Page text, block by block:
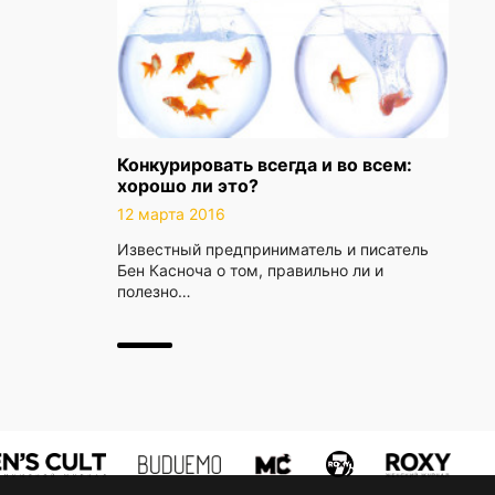
Конкурировать всегда и во всем:
хорошо ли это?
12 марта 2016
Известный предприниматель и писатель
Бен Касноча о том, правильно ли и
полезно…